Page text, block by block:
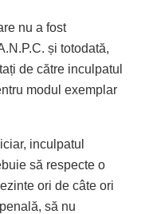
nu a fost
și totodată,
de către inculpatul
modul exemplar
inculpatul
să respecte o
ori de câte ori
să nu